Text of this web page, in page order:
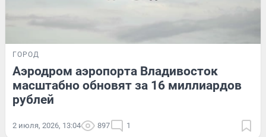
ГОРОД
Аэродром аэропорта Владивосток
масштабно обновят за 16 миллиардов
рублей
2 июля, 2026, 13:04 897 1